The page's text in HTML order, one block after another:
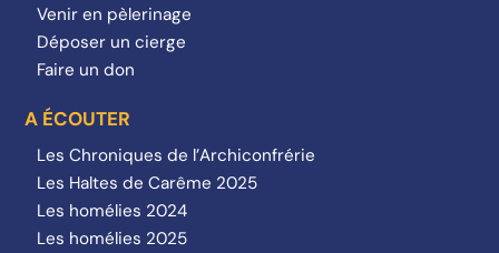
Venir en pèlerinage
Déposer un cierge
Faire un don
A ÉCOUTER
Les Chroniques de l’Archiconfrérie
Les Haltes de Carême 2025
Les homélies 2024
Les homélies 2025